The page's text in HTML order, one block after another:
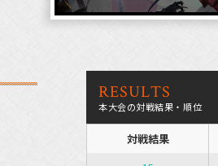
RESULTS
本大会の対戦結果・順位
対戦結果